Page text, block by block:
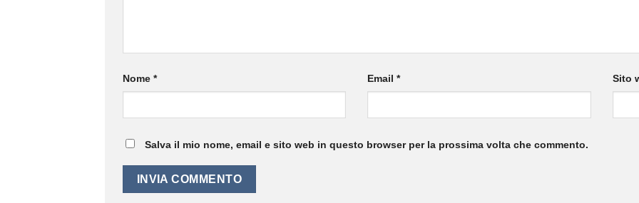
Nome * Email* Sito
Salva il mio nome, email e sito web in questo browser per la prossima volta che commento.